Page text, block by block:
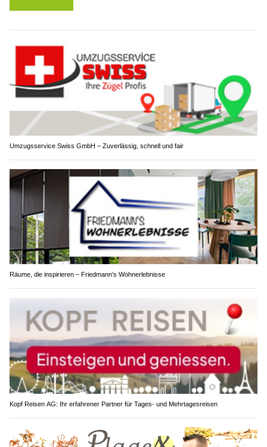
Umzugsservice Swiss GmbH – Zuverlässig, schnell und fair
Räume, die inspirieren – Friedmann’s Wohnerlebnisse
Kopf Reisen AG: Ihr erfahrener Partner für Tages- und Mehrtagesreisen